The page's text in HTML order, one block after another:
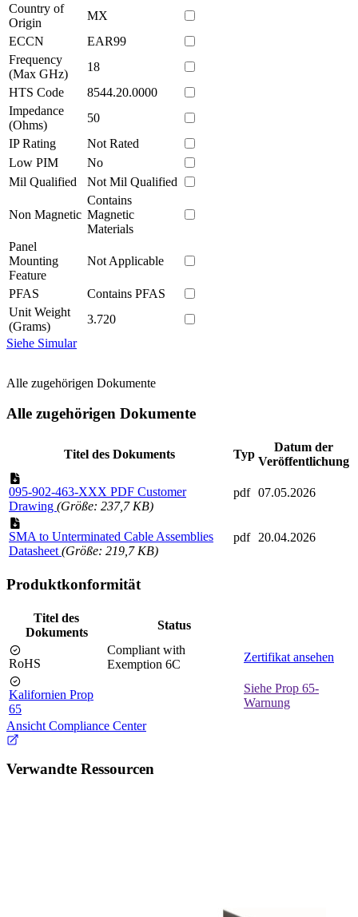
Country of
Origin
MX
ECCN
EAR99
Frequency
(Max GHz)
18
HTS Code
8544.20.0000
Impedance
(Ohms)
50
IP Rating
Not Rated
Low PIM
No
Mil Qualified
Not Mil Qualified
Non Magnetic
Contains
Magnetic
Materials
Panel
Mounting
Feature
Not Applicable
PFAS
Contains PFAS
Unit Weight
(Grams)
3.720
Siehe Simular
Alle zugehörigen Dokumente
Alle zugehörigen Dokumente
Titel des Dokuments Typ
Datum der
Veröffentlichung
095-902-463-XXX PDF Customer
Drawing (Größe: 237,7 KB)
pdf 07.05.2026
SMA to Unterminated Cable Assemblies
Datasheet (Größe: 219,7 KB)
pdf 20.04.2026
Produktkonformität
Titel des
Dokuments
Status
RoHS
Compliant with
Exemption 6C
Zertifikat ansehen
Kalifornien Prop
65
Siehe Prop 65-
Warnung
Ansicht Compliance Center
Verwandte Ressourcen